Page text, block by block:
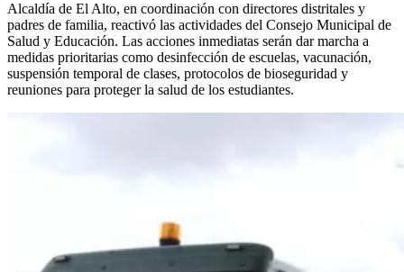
Alcaldía de El Alto, en coordinación con directores distritales y
padres de familia, reactivó las actividades del Consejo Municipal de
Salud y Educación. Las acciones inmediatas serán dar marcha a
medidas prioritarias como desinfección de escuelas, vacunación,
suspensión temporal de clases, protocolos de bioseguridad y
reuniones para proteger la salud de los estudiantes.